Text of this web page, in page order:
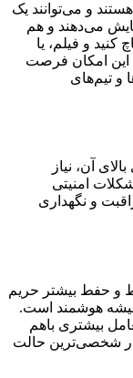
و می‌توانند یک
می‌دهند و هم
و فیلم، یا
این امکان فرصت
و تیم‌های
آن، نیاز
امنیتی
و نگهداری
و حفط بیشتر حریم
هوشمند است.
بیشتری باهم
در شخصی‌ترین حالت